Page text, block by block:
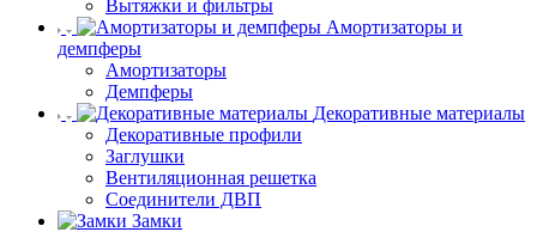
Вытяжки и фильтры
Амортизаторы и
демпферы
Амортизаторы
Демпферы
Декоративные материалы
Декоративные профили
Заглушки
Вентиляционная решетка
Соединители ДВП
Замки